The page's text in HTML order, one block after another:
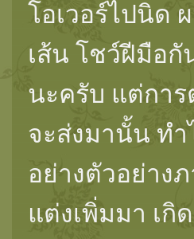
โอเวอร์ไปนิด
เส้น โชว์ฝีมือกั
นะครับ แต่กา
จะส่งมานั้น ท
อย่างตัวอย่าง
แต่งเพิ่มมา เกิ